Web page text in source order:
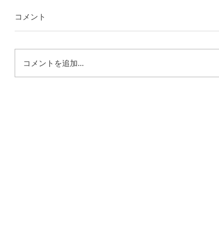
コメント
コメントを追加…